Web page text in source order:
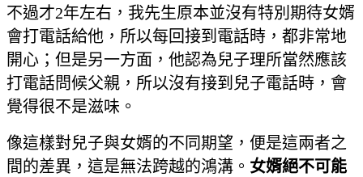
不過才2年左右，我先生原本並沒有特別期待女婿
會打電話給他，所以每回接到電話時，都非常地
開心；但是另一方面，他認為兒子理所當然應該
打電話問候父親，所以沒有接到兒子電話時，會
覺得很不是滋味。
像這樣對兒子與女婿的不同期望，便是這兩者之
間的差異，這是無法跨越的鴻溝。 女婿絕不可能